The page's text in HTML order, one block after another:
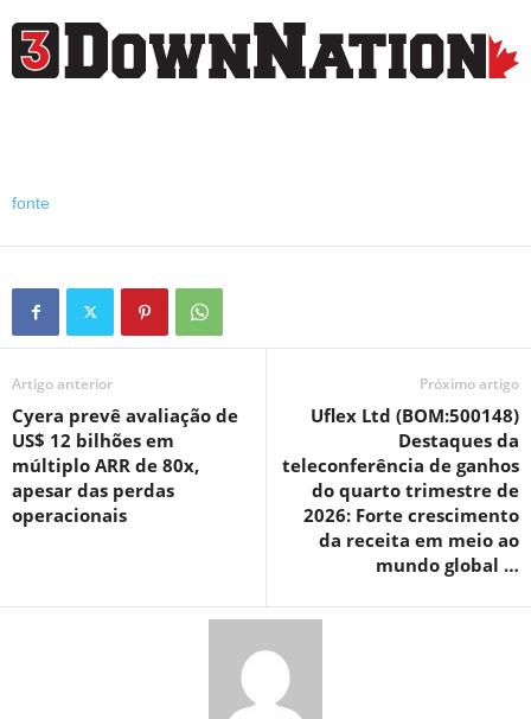
fonte
Artigo anterior
Cyera prevê avaliação de
US$ 12 bilhões em
múltiplo ARR de 80x,
apesar das perdas
operacionais
Próximo artigo
Uflex Ltd (BOM:500148)
Destaques da
teleconferência de ganhos
do quarto trimestre de
2026: Forte crescimento
da receita em meio ao
mundo global …